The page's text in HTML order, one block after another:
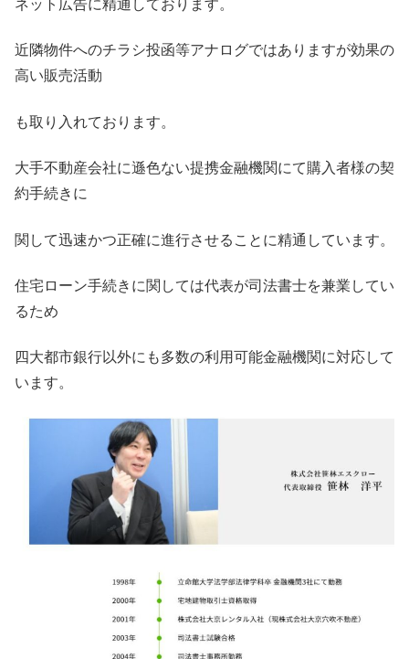
ネット広告に精通しております。
近隣物件へのチラシ投函等アナログではありますが効果の
高い販売活動
も取り入れております。
大手不動産会社に遜色ない提携金融機関にて購入者様の契
約手続きに
関して迅速かつ正確に進行させることに精通しています。
住宅ローン手続きに関しては代表が司法書士を兼業してい
るため
四大都市銀行以外にも多数の利用可能金融機関に対応して
います。